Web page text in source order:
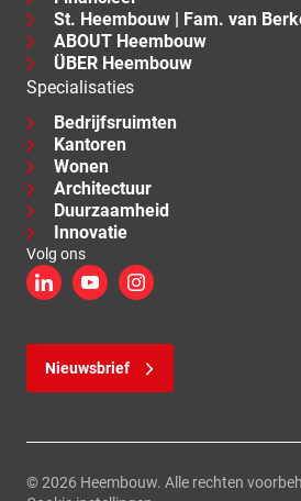
St. Heembouw | Fam. van
ABOUT Heembouw
ÜBER Heembouw
Specialisaties
Bedrijfsruimten
Kantoren
Wonen
Architectuur
Duurzaamheid
Innovatie
Volg ons
LinkedInYouTubeInstagram
Nieuwsbrief
© 2026 Heembouw. Alle rechten